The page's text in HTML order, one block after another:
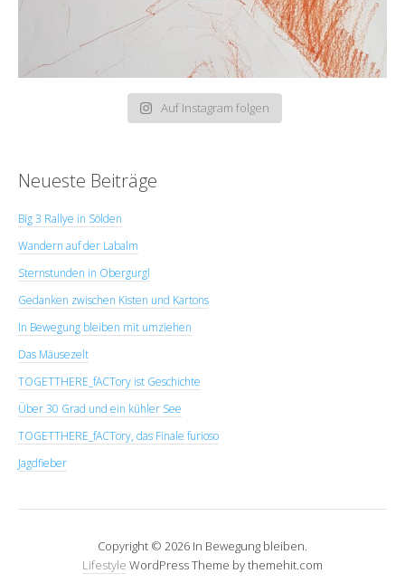
Auf Instagram folgen
Neueste Beiträge
Big 3 Rallye in Sölden
Wandern auf der Labalm
Sternstunden in Obergurgl
Gedanken zwischen Kisten und Kartons
In Bewegung bleiben mit umziehen
Das Mäusezelt
TOGETTHERE_fACTory ist Geschichte
Über 30 Grad und ein kühler See
TOGETTHERE_fACTory, das Finale furioso
Jagdfieber
Copyright © 2026 In Bewegung bleiben.
Lifestyle WordPress Theme by themehit.com